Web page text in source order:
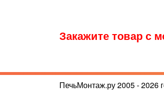
Закажите товар с
ПечьМонтаж.ру 2005 - 2026